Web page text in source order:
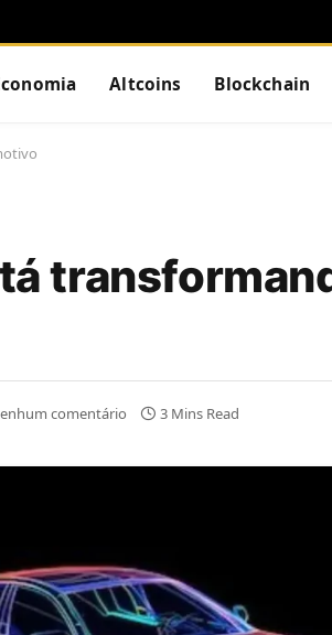
Altcoins Blockchain
comentário 3 Mins Read